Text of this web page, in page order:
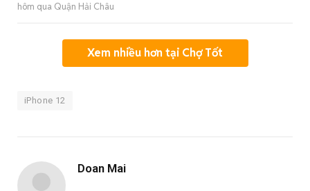
hôm qua Quận Hải Châu
Xem nhiều hơn tại Chợ Tốt
iPhone 12
Doan Mai